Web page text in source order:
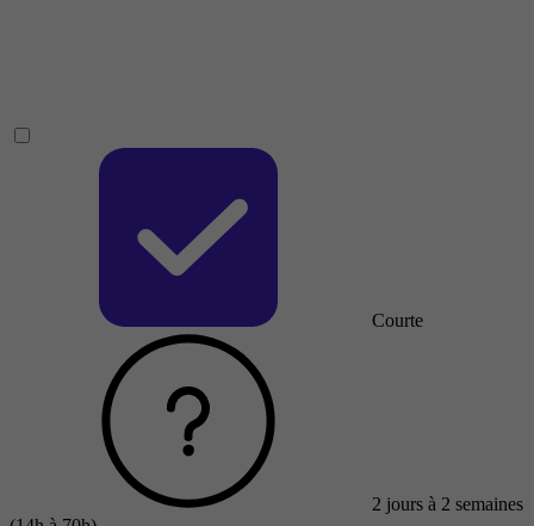
Courte
2 jours à 2 semaines